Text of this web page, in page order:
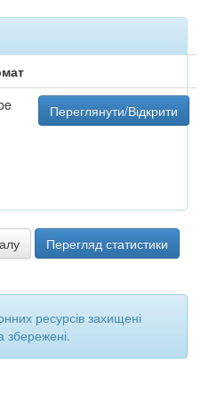
Переглянути/Відкрити
Перегляд статистики
ресурсів захищені
збережені.